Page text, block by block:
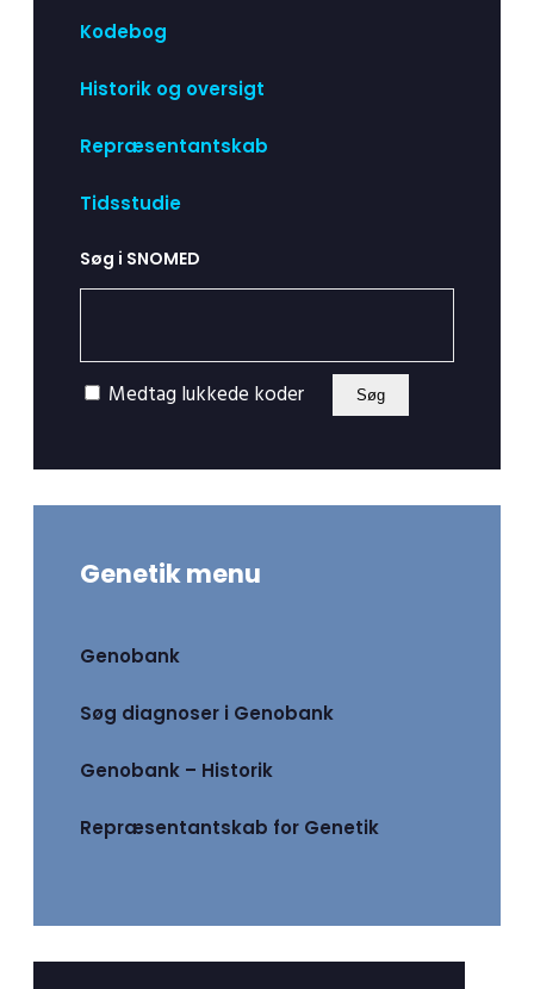
Kodebog
Historik og oversigt
Repræsentantskab
Tidsstudie
Søg i SNOMED
Medtag lukkede koder Søg
Genetik menu
Genobank
Søg diagnoser i Genobank
Genobank – Historik
Repræsentantskab for Genetik